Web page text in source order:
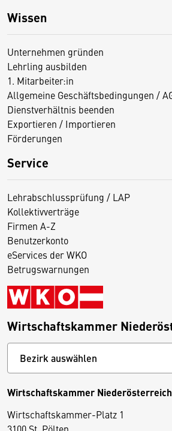
Wissen
Unternehmen gründen
Lehrling ausbilden
1. Mitarbeiter:in
Allgemeine Geschäftsbedingungen /
Dienstverhältnis beenden
Exportieren / Importieren
Förderungen
Service
Lehrabschlussprüfung / LAP
Kollektivverträge
Firmen A-Z
Benutzerkonto
eServices der WKO
Betrugswarnungen
Wirtschaftskammer
Wirtschaftskammer Niederösterreich
Wirtschaftskammer-Platz 1
3100 St. Pölten